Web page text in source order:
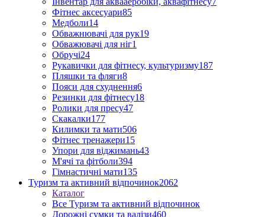
Фітнес аксесуари85
Медболи14
Обважнювачі для рук19
Обважювачі для ніг1
Обручі24
Рукавички для фітнесу, культуризму187
Пляшки та фляги8
Пояси для схуднення6
Резинки для фітнесу18
Ролики для пресу47
Скакалки177
Килимки та мати506
Фітнес тренажери15
Упори для віджимань43
М'ячі та фітболи394
Гімнастичні мати135
Туризм та активний відпочинок2062
Каталог
Все Туризм та активний відпочинок
Дорожні сумки та валізи460